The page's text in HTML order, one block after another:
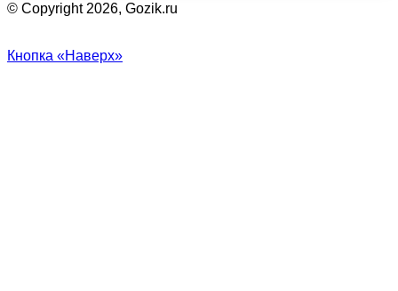
© Copyright 2026, Gozik.ru
Кнопка «Наверх»